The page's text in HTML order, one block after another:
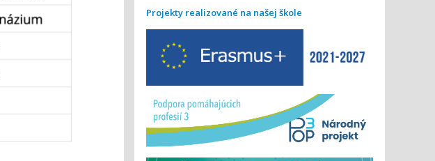
Projekty realizované na našej škole